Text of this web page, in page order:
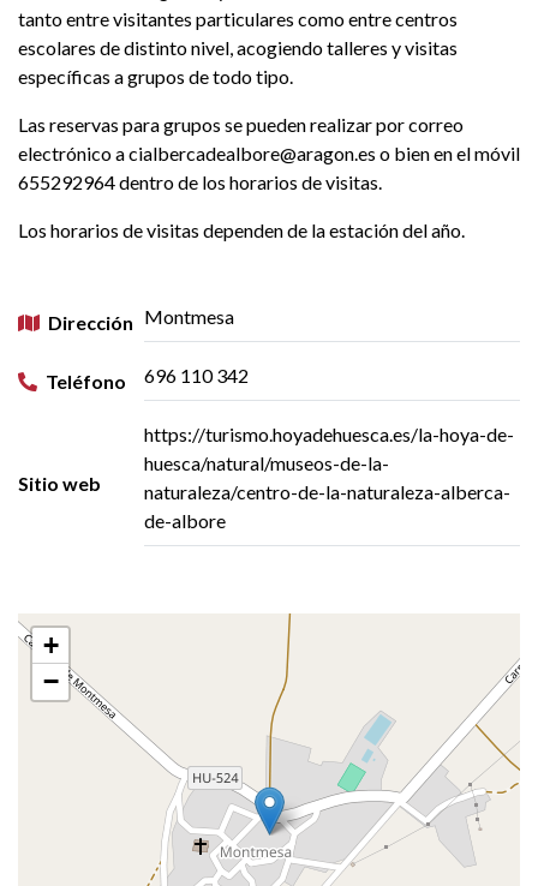
tanto entre visitantes particulares como entre centros
escolares de distinto nivel, acogiendo talleres y visitas
específicas a grupos de todo tipo.
Las reservas para grupos se pueden realizar por correo
electrónico a cialbercadealbore@aragon.es o bien en el móvil
655292964 dentro de los horarios de visitas.
Los horarios de visitas dependen de la estación del año.
Dirección Montmesa
Teléfono 696 110 342
Sitio web
https://turismo.hoyadehuesca.es/la-hoya-de-
huesca/natural/museos-de-la-
naturaleza/centro-de-la-naturaleza-alberca-
de-albore
+
−